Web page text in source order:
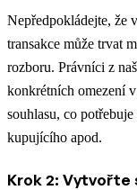
Nepředpokládejte, že
transakce může trvat
rozboru. Právníci z
konkrétních omezení
souhlasu, co
kupujícího apod.
Krok 2: Vytvořte